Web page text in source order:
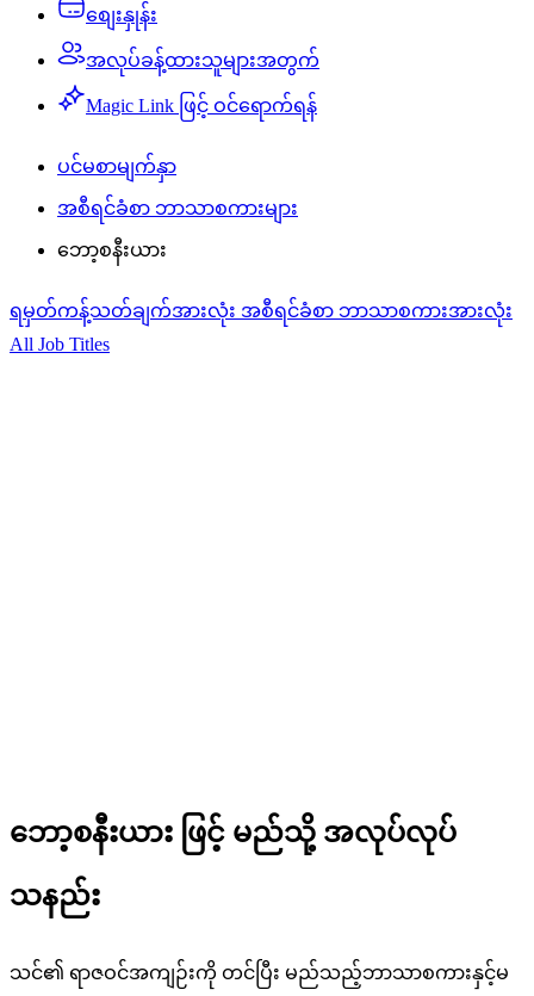
စျေးနှုန်း
အလုပ်ခန့်ထားသူများအတွက်
Magic Link ဖြင့် ဝင်ရောက်ရန်
ပင်မစာမျက်နှာ
အစီရင်ခံစာ ဘာသာစကားများ
ဘော့စနီးယား
ရမှတ်ကန့်သတ်ချက်အားလုံး အစီရင်ခံစာ ဘာသာစကားအားလုံး
All Job Titles
ဘော့စနီးယား ဖြင့် မည်သို့ အလုပ်လုပ်
သနည်း
သင်၏ ရာဇဝင်အကျဉ်းကို တင်ပြီး မည်သည့်ဘာသာစကားနှင့်မ